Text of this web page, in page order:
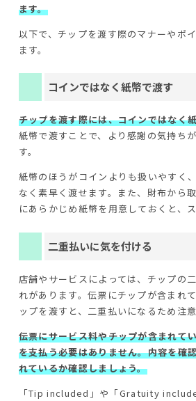
ます。
以下で、チップを渡す際のマナーやポ
ます。
コインではなく紙幣で渡す
チップを渡す際には、コインではなく
紙幣で渡すことで、より感謝の気持ち
す。
紙幣のほうがコインよりも扱いやすく
なく素早く渡せます。また、財布から
にあらかじめ紙幣を用意しておくと、
二重払いに気を付ける
店舗やサービスによっては、チップの
れがあります。伝票にチップが含まれ
ップを渡すと、二重払いになるため注意
伝票にサービス料やチップが含まれて
を支払う必要はありません。内容を確
れているか確認しましょう。
「Tip included」や「Gratuity